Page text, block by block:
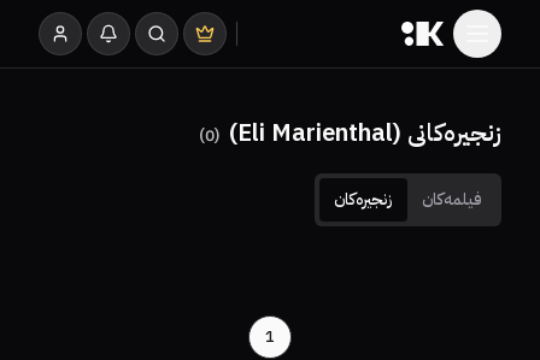
زنجیرەکانی (Eli Marienthal) (
0
)
فیلمەکان زنجیرەکان
1